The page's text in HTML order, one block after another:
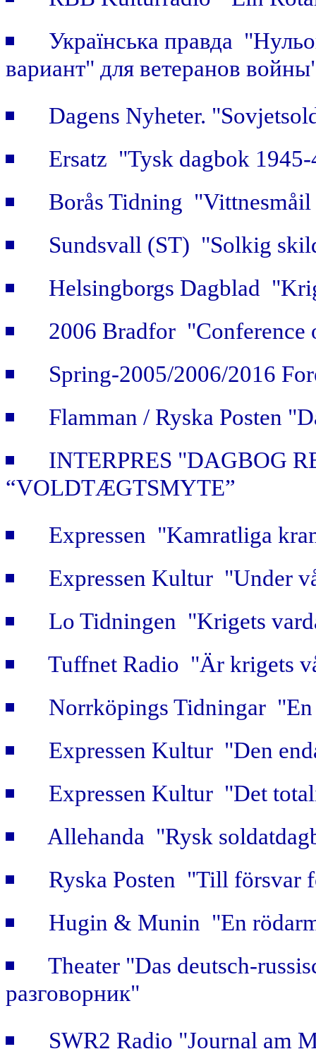
Українська правда
вариант" для ветеранов
Dagens Nyheter.
Ersatz "Tysk dagbok
Borås Tidning
Sundsvall (ST) "Solkig
Helsingborgs Dagblad
2006 Bradfor "Conference
Spring-2005/2006/2016
Flamman / Ryska Posten
INTERPRES "DAGBOG
“VOLDTÆGTSMYTE”
Expressen "Kamratliga
Expressen Kultur "Under
Lo Tidningen "Krigets
Tuffnet Radio "Är krigets
Norrköpings Tidningar
Expressen Kultur "Den
Expressen Kultur "Det
Allehanda "Rysk
Ryska Posten "Till försvar
Hugin & Munin "En
Theater "Das deutsch-
разговорник"
SWR2 Radio "Journal am